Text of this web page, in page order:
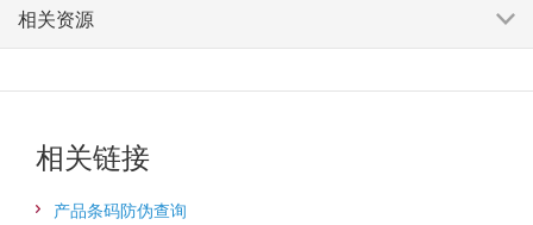
相关资源
相关链接
产品条码防伪查询